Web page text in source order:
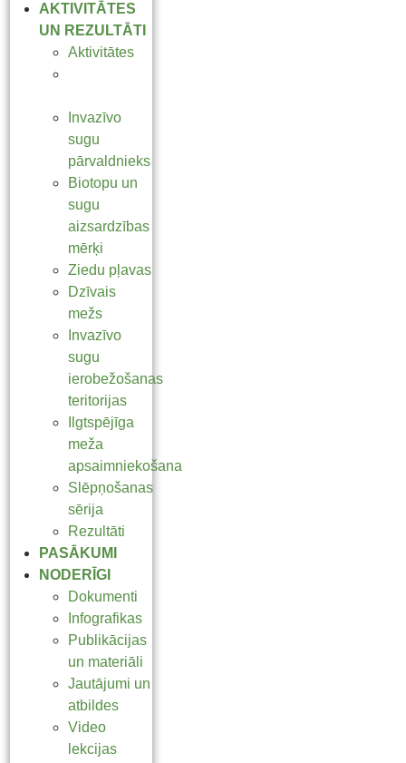
AKTIVITĀTES
UN REZULTĀTI
Aktivitātes
Invazīvo
sugu
pārvaldnieks
Biotopu un
sugu
aizsardzības
mērķi
Ziedu pļavas
Dzīvais
mežs
Invazīvo
sugu
ierobežošanas
teritorijas
Ilgtspējīga
meža
apsaimniekošana
Slēpņošanas
sērija
Rezultāti
PASĀKUMI
NODERĪGI
Dokumenti
Infografikas
Publikācijas
un materiāli
Jautājumi un
atbildes
Video
lekcijas